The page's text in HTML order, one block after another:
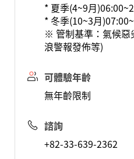
* 夏季(4~9月
* 冬季(10~3月
※ 管制基準：氣候惡
浪警報發佈等)
可體驗年齡
無年齡限制
諮詢
+82-33-639-2362